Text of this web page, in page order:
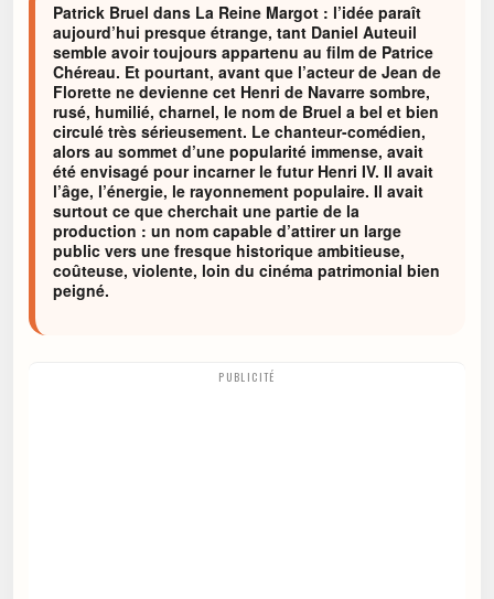
Patrick Bruel dans La Reine Margot : l’idée paraît
aujourd’hui presque étrange, tant Daniel Auteuil
semble avoir toujours appartenu au film de Patrice
Chéreau. Et pourtant, avant que l’acteur de Jean de
Florette ne devienne cet Henri de Navarre sombre,
rusé, humilié, charnel, le nom de Bruel a bel et bien
circulé très sérieusement. Le chanteur-comédien,
alors au sommet d’une popularité immense, avait
été envisagé pour incarner le futur Henri IV. Il avait
l’âge, l’énergie, le rayonnement populaire. Il avait
surtout ce que cherchait une partie de la
production : un nom capable d’attirer un large
public vers une fresque historique ambitieuse,
coûteuse, violente, loin du cinéma patrimonial bien
peigné.
PUBLICITÉ